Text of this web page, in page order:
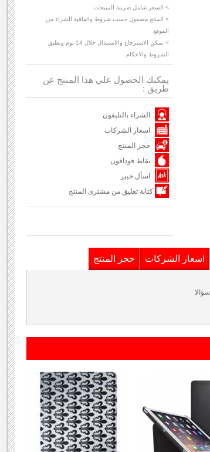
> السعر شامل ضريبة المبيعات
> المنتج مضمون حسب شروط واتفاقية الشراء من
الموقع
> يمكن الاسترجاع والاستبدال خلال 14 يوم وتطبق
الشروط والاحكام
يمكنك الحصول علي هذا المنتج عن
طريق :
الشراء بالتليفون
اسعار الشركات
حجز المنتج
نقاط فودافون
اسأل خبير
كتابة تعليق من مشترى المنتج
اسعار الشركات حجز المنتج